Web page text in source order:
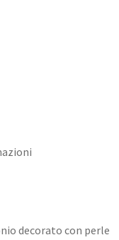
decorato con perle